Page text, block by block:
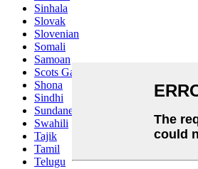
Sinhala
Slovak
Slovenian
Somali
Samoan
Scots Gaelic
Shona
Sindhi
Sundanese
Swahili
Tajik
Tamil
Telugu